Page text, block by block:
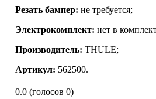
Резать бампер: не требуется;
Электрокомплект: нет в
Производитель: THULE;
Артикул: 562500.
0.0 (голосов 0)